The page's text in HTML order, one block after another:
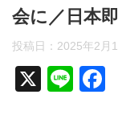
会に／日本
投稿日： 2025年2月
X
Li